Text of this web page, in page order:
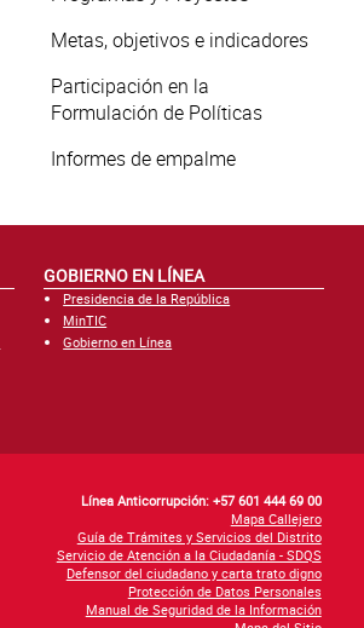
Metas, objetivos e indicadores
Participación en la
Formulación de Políticas
Informes de empalme
GOBIERNO EN LÍNEA
Presidencia de la República
MinTIC
Gobierno en Línea
Línea Anticorrupción: +57 601 444 69 00
Mapa Callejero
Guía de Trámites y Servicios del Distrito
Servicio de Atención a la Ciudadanía - SDQS
Defensor del ciudadano y carta trato digno
Protección de Datos Personales
Manual de Seguridad de la Información